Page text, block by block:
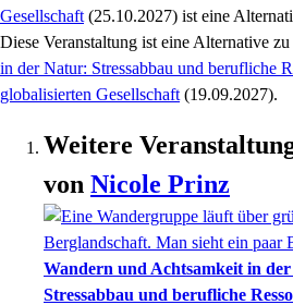
Gesellschaft (25.10.2027) ist eine
Diese Veranstaltung ist eine Alternative zu
in der Natur: Stressabbau und berufliche
globalisierten Gesellschaft (19.09.2027).
Weitere
von Nicole Prinz
Wandern und Achtsamkeit in
Stressabbau und berufliche